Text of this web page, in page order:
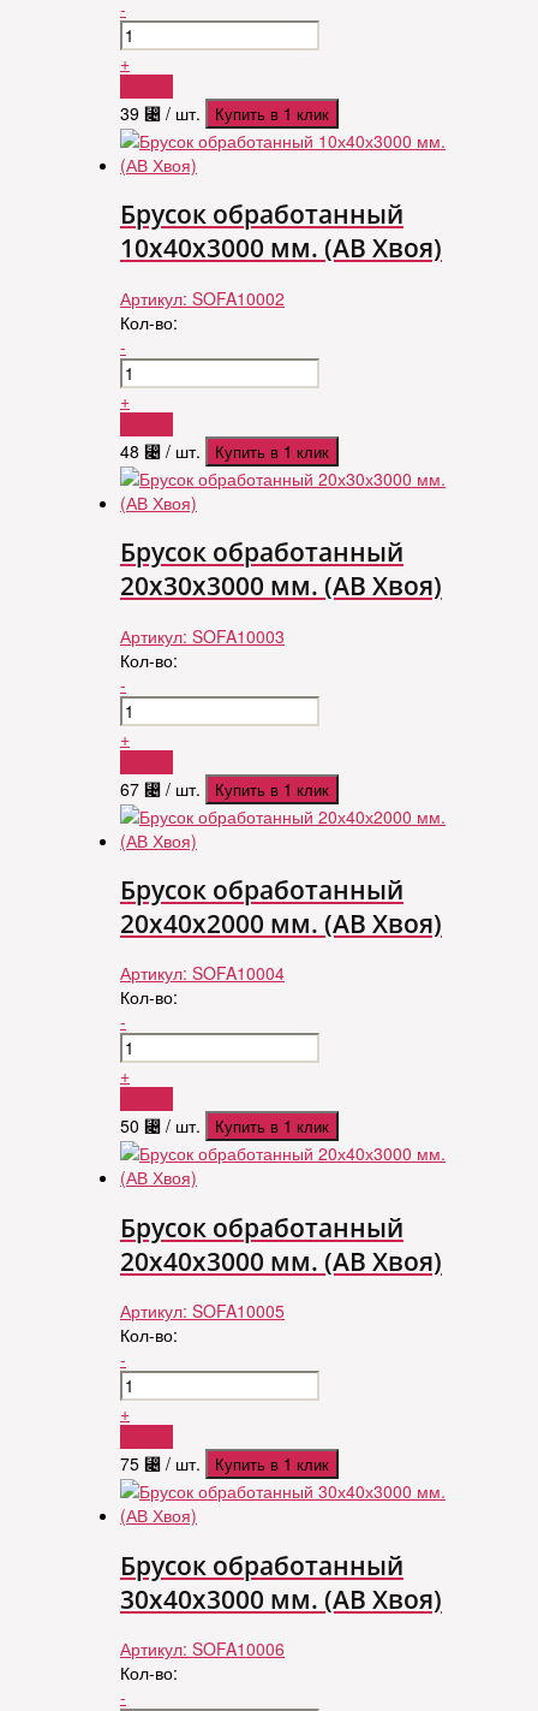
-
+
39 ⃄ / шт. Купить в 1 клик
Брусок обработанный
10х40х3000 мм. (АВ Хвоя)
Артикул: SOFA10002
Кол-во:
-
+
48 ⃄ / шт. Купить в 1 клик
Брусок обработанный
20х30х3000 мм. (АВ Хвоя)
Артикул: SOFA10003
Кол-во:
-
+
67 ⃄ / шт. Купить в 1 клик
Брусок обработанный
20х40х2000 мм. (АВ Хвоя)
Артикул: SOFA10004
Кол-во:
-
+
50 ⃄ / шт. Купить в 1 клик
Брусок обработанный
20х40х3000 мм. (АВ Хвоя)
Артикул: SOFA10005
Кол-во:
-
+
75 ⃄ / шт. Купить в 1 клик
Брусок обработанный
30х40х3000 мм. (АВ Хвоя)
Артикул: SOFA10006
Кол-во:
-